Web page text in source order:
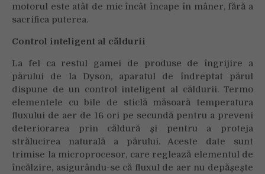
motorul este atât de mic încât încape în mâner, fără a
sacrifica puterea.
Control inteligent al căldurii
La fel ca restul gamei de produse de îngrijire a
părului de la Dyson, aparatul de îndreptat părul
dispune de un control inteligent al căldurii. Termo
elementele cu bile de sticlă măsoară temperatura
fluxului de aer de 16 ori pe secundă pentru a preveni
deteriorarea prin căldură și pentru a proteja
strălucirea naturală a părului. Aceste date sunt
trimise la microprocesor, care reglează elementul de
încălzire, asigurându-se că fluxul de aer nu depășește